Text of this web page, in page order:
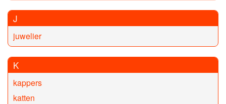
J
juwelier
K
kappers
katten